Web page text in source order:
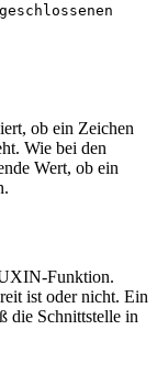
ob ein Zeichen
Wie bei den
Wert, ob ein
Funktion.
ist oder nicht. Ein
die Schnittstelle in